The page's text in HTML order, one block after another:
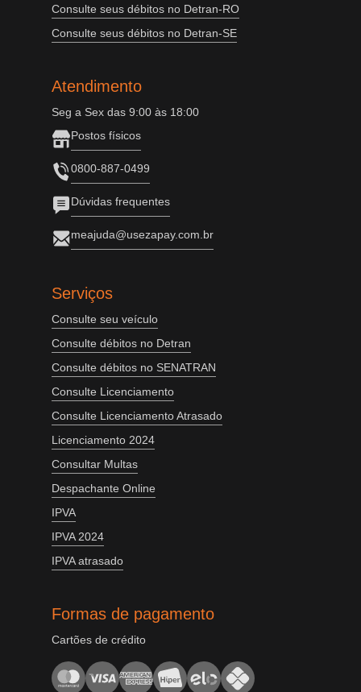
Consulte seus débitos no Detran-RO
Consulte seus débitos no Detran-SE
Atendimento
Seg a Sex das 9:00 às 18:00
Postos físicos
0800-887-0499
Dúvidas frequentes
meajuda@usezapay.com.br
Serviços
Consulte seu veículo
Consulte débitos no Detran
Consulte débitos no SENATRAN
Consulte Licenciamento
Consulte Licenciamento Atrasado
Licenciamento 2024
Consultar Multas
Despachante Online
IPVA
IPVA 2024
IPVA atrasado
Formas de pagamento
Cartões de crédito